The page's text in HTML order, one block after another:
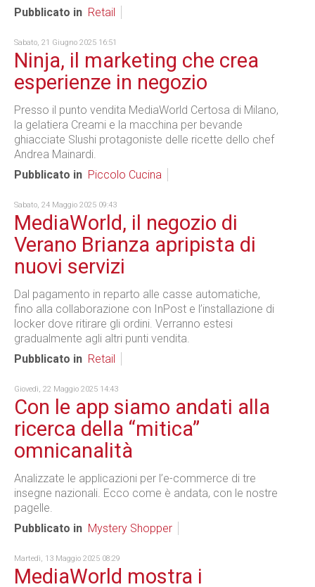
Pubblicato in Retail
Sabato, 21 Giugno 2025 16:51
Ninja, il marketing che crea
esperienze in negozio
Presso il punto vendita MediaWorld Certosa di Milano,
la gelatiera Creami e la macchina per bevande
ghiacciate Slushi protagoniste delle ricette dello chef
Andrea Mainardi.
Pubblicato in Piccolo Cucina
Sabato, 24 Maggio 2025 09:43
MediaWorld, il negozio di
Verano Brianza apripista di
nuovi servizi
Dal pagamento in reparto alle casse automatiche,
fino alla collaborazione con InPost e l’installazione di
locker dove ritirare gli ordini. Verranno estesi
gradualmente agli altri punti vendita.
Pubblicato in Retail
Giovedì, 22 Maggio 2025 14:43
Con le app siamo andati alla
ricerca della “mitica”
omnicanalità
Analizzate le applicazioni per l’e-commerce di tre
insegne nazionali. Ecco come è andata, con le nostre
pagelle.
Pubblicato in Mystery Shopper
Martedì, 13 Maggio 2025 08:29
MediaWorld mostra i